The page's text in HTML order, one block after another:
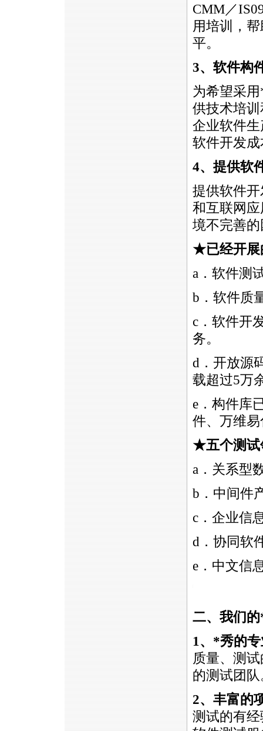
CMM／
用培训，
平。
3、软件构
为希望采用
供技术培
企业软件
软件开发
4、提供软
提供软件
和互联网
境不完善
★已经开展
a．软件测
b．软件质
c．软件开
务。
d．开放源
载超过5万
e．构件库
件、万维
★五个测试
a．关系型
b．中间件
c．企业信
d．协同软
e．中文信
二、我们的
1、 *秀的
质量、测
的测试团
2、 丰富的
测试的有